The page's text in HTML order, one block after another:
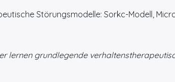
Störungsmodelle: Sorkc-Modell,
lernen grundlegende